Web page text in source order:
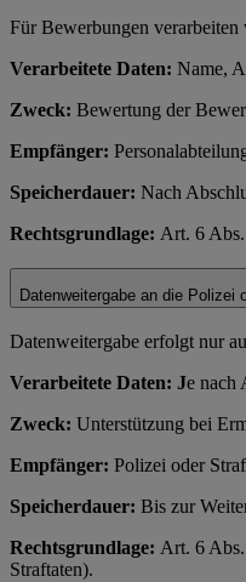
Für Bewerbungen verarbeiten
Verarbeitete Daten: Name,
Zweck: Bewertung der
Empfänger:
Speicherdauer: Nach
Rechtsgrundlage: Art. 6
Datenweitergabe an die Polizei
Datenweitergabe erfolgt nur
Verarbeitete Daten: Je nach
Zweck: Unterstützung bei
Empfänger: Polizei oder
Speicherdauer: Bis zur
Rechtsgrundlage: Art. 6
Straftaten).